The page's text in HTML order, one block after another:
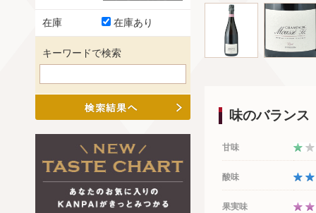
味のバランス
甘味
酸味
果実味
在庫 在庫あり
キーワードで検索